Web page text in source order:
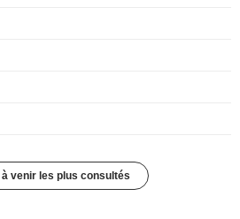
venir les plus consultés